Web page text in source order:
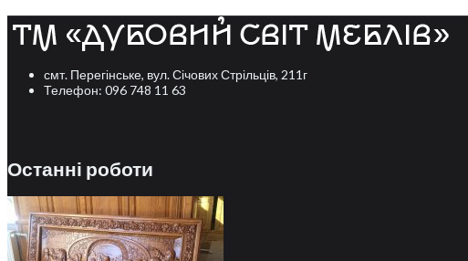
смт. Перегінське, вул. Січових Стрільців, 211г
Телефон: 096 748 11 63
Останні роботи